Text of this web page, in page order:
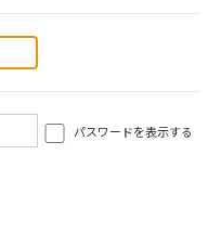
パスワードを表示する